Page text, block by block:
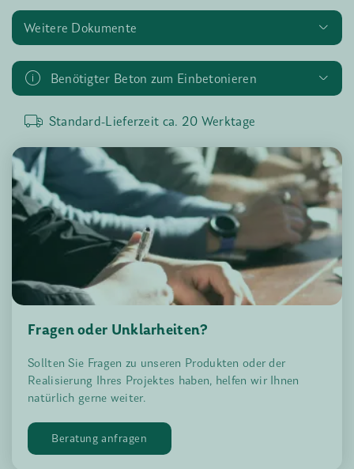
Weitere Dokumente
Benötigter Beton zum Einbetonieren
Standard-Lieferzeit ca. 20 Werktage
Fragen oder Unklarheiten?
Sollten Sie Fragen zu unseren Produkten oder der
Realisierung Ihres Projektes haben, helfen wir Ihnen
natürlich gerne weiter.
Beratung anfragen